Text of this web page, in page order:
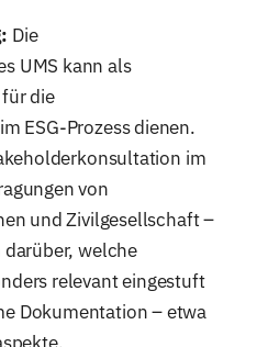
Die
UMS kann als
die
ESG-Prozess dienen.
im
von
und Zivilgesellschaft –
welche
relevant eingestuft
Dokumentation – etwa